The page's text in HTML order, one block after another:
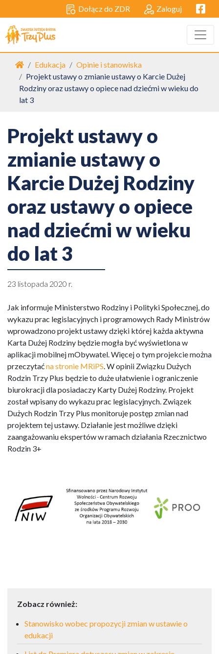
Dołącz do ZDR Zaloguj
Strona główna
Edukacja
Opinie i stanowiska
Projekt ustawy o zmianie ustawy o Karcie Dużej
Rodziny oraz ustawy o opiece nad dziećmi w wieku do
lat 3
Projekt ustawy o
zmianie ustawy o
Karcie Dużej Rodziny
oraz ustawy o opiece
nad dziećmi w wieku
do lat 3
23 listopada 2020 r.
Jak informuje Ministerstwo Rodziny i Polityki Społecznej, do
wykazu prac legislacyjnych i programowych Rady Ministrów
wprowadzono projekt ustawy dzięki której każda aktywna
Karta Dużej Rodziny będzie mogła być wyświetlona w
aplikacji mobilnej mObywatel. Więcej o tym projekcie można
przeczytaćna stronie MRiPS. W opinii Związku Dużych
Rodzin Trzy Plus będzie to duże ułatwienie i ograniczenie
biurokracji dla posiadaczy Karty Dużej Rodziny. Projekt
został wpisany do wykazu prac legislacyjnych. Związek
Dużych Rodzin Trzy Plus monitoruje postęp zmian nad
projektem tej ustawy. Działanie jest możliwe dzięki
zaangażowaniu ekspertów w ramach działania Rzecznictwo
Rodzin 3+
Zobacz również:
Stanowisko wobec propozycji zmian w ustawie o
edukacji